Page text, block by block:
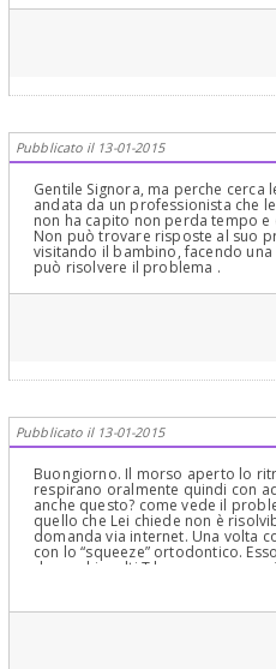
lo scheletro e il profilo
valutazioni (stereofotografia che
il volume osseo, quindi,
dico : "Senza tutto questo che le
misurare la disfunzione e poi il
un allarme; la lingua che
fisiologica determina una
neurologici che comandano la
Pubblicato il 13-01-2015
Gentile Signora, ma perche
andata da un professionista che
non ha capito non perda tempo
Non può trovare risposte al suo
visitando il bambino, facendo
può risolvere il problema .
Pubblicato il 13-01-2015
Buongiorno. Il morso aperto lo
respirano oralmente quindi con
anche questo? come vede il
quello che Lei chiede non è
domanda via internet. Una volta
con lo “squeeze” ortodontico.
due archi multi T loops, uno
l'applicazione di elastici verticali
così come si procede nella fase
definizione di Squezze, come
confuse torni dal suo medico e